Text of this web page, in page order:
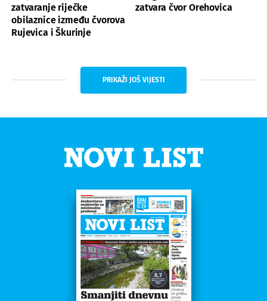
zatvaranje riječke
obilaznice između čvorova
Rujevica i Škurinje
zatvara čvor Orehovica
PRIKAŽI JOŠ VIJESTI